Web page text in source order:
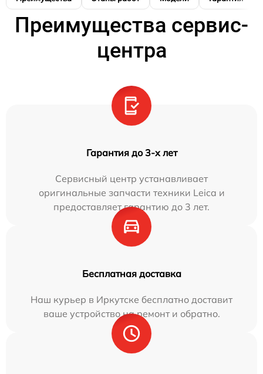
Преимущества сервис-
центра
Гарантия до 3-х лет
Сервисный центр устанавливает
оригинальные запчасти техники Leica и
предоставляет гарантию до 3 лет.
Бесплатная доставка
Наш курьер в Иркутске бесплатно доставит
ваше устройство на ремонт и обратно.